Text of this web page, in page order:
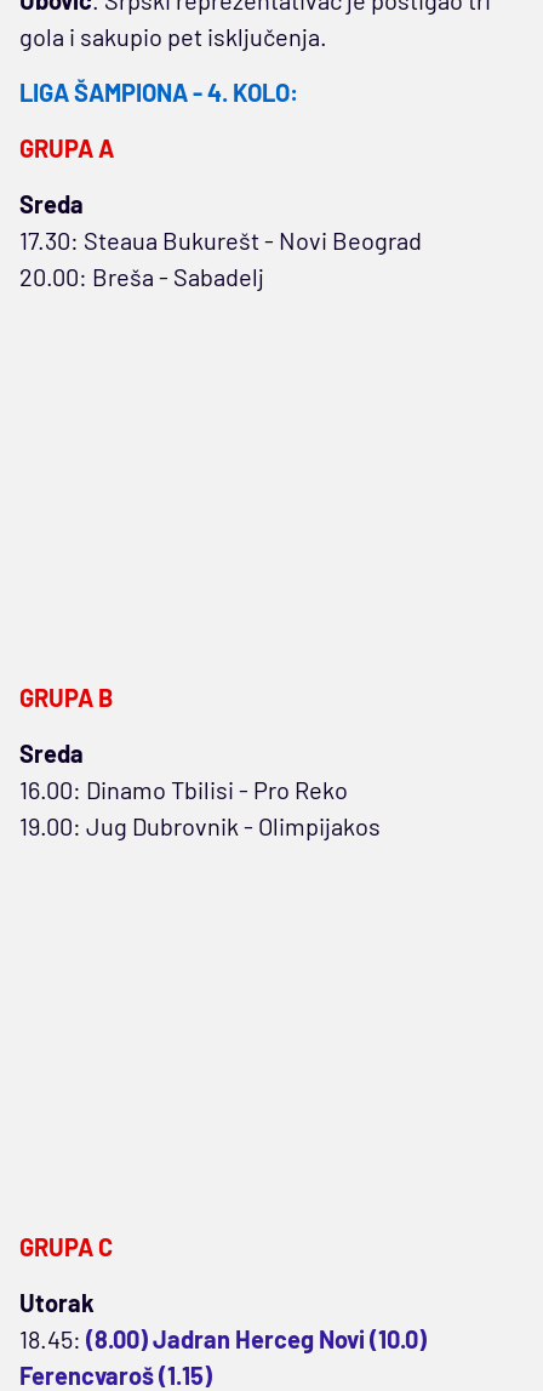
gola i sakupio pet isključenja.
LIGA ŠAMPIONA - 4. KOLO:
GRUPA A
Sreda
17.30: Steaua Bukurešt - Novi Beograd
20.00: Breša - Sabadelj
GRUPA B
Sreda
16.00: Dinamo Tbilisi - Pro Reko
19.00: Jug Dubrovnik - Olimpijakos
GRUPA C
Utorak
18.45: (8.00) Jadran Herceg Novi (10.0)
Ferencvaroš (1.15)